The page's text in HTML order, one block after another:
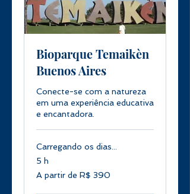
Bioparque Temaikèn
Buenos Aires
Conecte-se com a natureza
em uma experiência educativa
e encantadora.
Carregando os dias...
5 h
A
partir
A partir de R$ 390